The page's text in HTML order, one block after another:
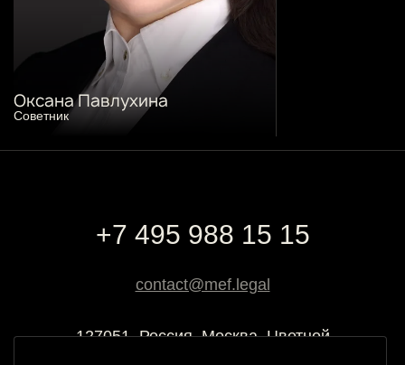
Оксана Павлухина
Cоветник
+7 495 988 15 15
contact@mef.legal
127051, Россия, Москва, Цветной